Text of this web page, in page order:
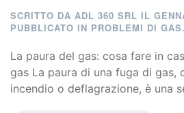
SCRITTO DA ADL 360 SRL IL
PUBBLICATO IN PROBLEMI DI GAS.
La paura del gas: cosa fare in
gas La paura di una fuga di gas,
incendio o deflagrazione, è una